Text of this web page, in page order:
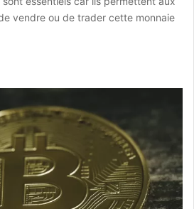
vendre ou de trader cette monnaie